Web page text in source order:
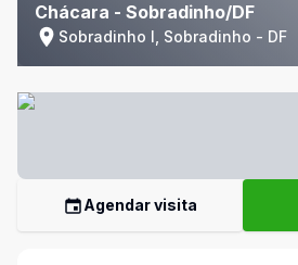
Chácara - Sobradinho/DF
Sobradinho I, Sobradinho - DF
Agendar visita